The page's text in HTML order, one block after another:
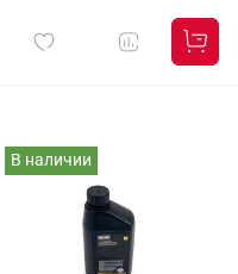
В наличии